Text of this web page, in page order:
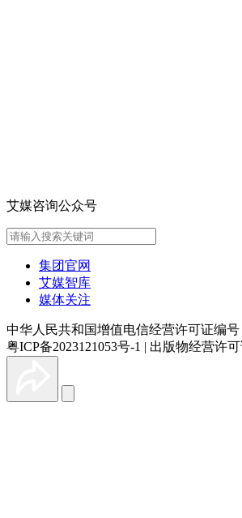
艾媒咨询公众号
集团官网
艾媒智库
媒体关注
中华人民共和国增值电信经营许可证编号
粤ICP备2023121053号-1 | 出版物经营许